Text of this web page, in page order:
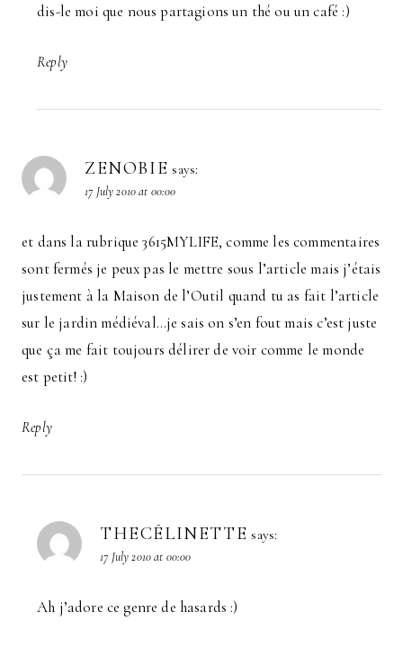
dis-le moi que nous partagions un thé ou un café :)
Reply
ZENOBIE says:
17 July 2010 at 00:00
et dans la rubrique 3615MYLIFE, comme les commentaires
sont fermés je peux pas le mettre sous l’article mais j’étais
justement à la Maison de l’Outil quand tu as fait l’article
sur le jardin médiéval…je sais on s’en fout mais c’est juste
que ça me fait toujours délirer de voir comme le monde
est petit! :)
Reply
THECÉLINETTE says:
17 July 2010 at 00:00
Ah j’adore ce genre de hasards :)